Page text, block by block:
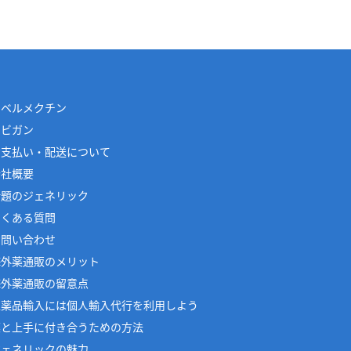
ルメクチン
ガン
払い・配送について
概要
のジェネリック
ある質問
い合わせ
薬通販のメリット
薬通販の留意点
品輸入には個人輸入代行を利用しよう
上手に付き合うための方法